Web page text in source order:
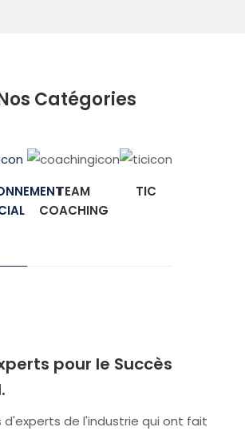
Catégories
TEAM
COACHING
TIC
pour le Succès
d'experts de l'industrie qui ont fait